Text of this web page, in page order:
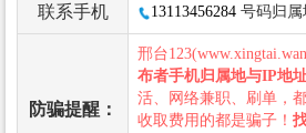
联系手机 13113456284 号码归属
防骗提醒：
邢台
布者手机归属地与IP地
活、网络兼职、刷单，
收取费用的都是骗子！